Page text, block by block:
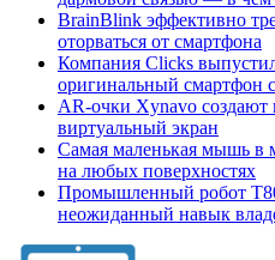
BrainBlink эффективно
оторваться от смартфона
Компания Clicks
оригинальный смартфон
AR-очки Xynavo создают
виртуальный экран
Самая маленькая мышь в
на любых поверхностях
Промышленный робот
неожиданный навык